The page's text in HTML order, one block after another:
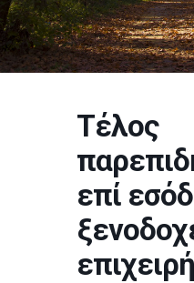
Τέλος
επί